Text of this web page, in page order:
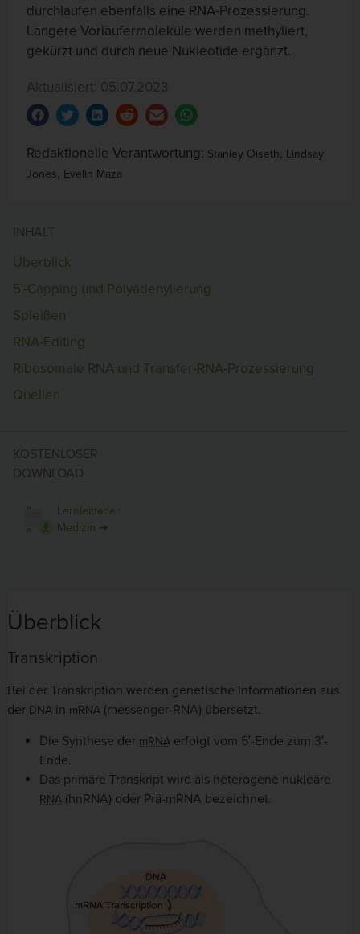
durchlaufen ebenfalls eine RNA-Prozessierung.
Längere Vorläufermoleküle werden methyliert,
gekürzt und durch neue Nukleotide ergänzt.
Aktualisiert: 05.07.2023
Redaktionelle Verantwortung: Stanley Oiseth, Lindsay
Jones, Evelin Maza
INHALT
Überblick
5'-Capping und Polyadenylierung
Spleißen
RNA-Editing
Ribosomale RNA und Transfer-RNA-Prozessierung
Quellen
KOSTENLOSER
DOWNLOAD
Lernleitfaden
Medizin ➜
Überblick
Transkription
Bei der Transkription werden genetische Informationen aus
der DNA in mRNA (messenger-RNA) übersetzt.
Die Synthese der mRNA erfolgt vom 5′-Ende zum 3′-
Ende.
Das primäre Transkript wird als heterogene nukleäre
RNA (hnRNA) oder Prä-mRNA bezeichnet.